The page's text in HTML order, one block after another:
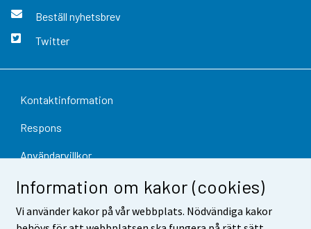
Information om kakor (cookies)
Vi använder kakor på vår webbplats. Nödvändiga kakor
Beställ nyhetsbrev
Twitter
Kontaktinformation
Respons
Användarvillkor
Dataskydd
Tillgänglighet